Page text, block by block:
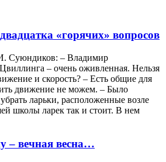
«горячих» вопросов
Суюндиков: – Владимир
– очень оживленная. Нельзя
и скорость? – Есть общие для
движение не можем. – Было
ларьки, расположенные возле
школы ларек так и стоит. В нем
– вечная весна…